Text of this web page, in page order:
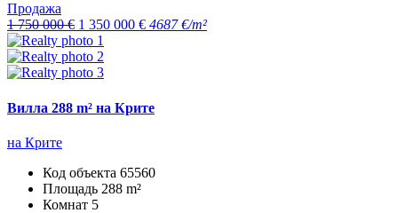
Продажа
1 750 000 € 1 350 000 € 4687 €/m²
Вилла 288 m² на Крите
на Крите
Код объекта 65560
Площадь 288 m²
Комнат 5